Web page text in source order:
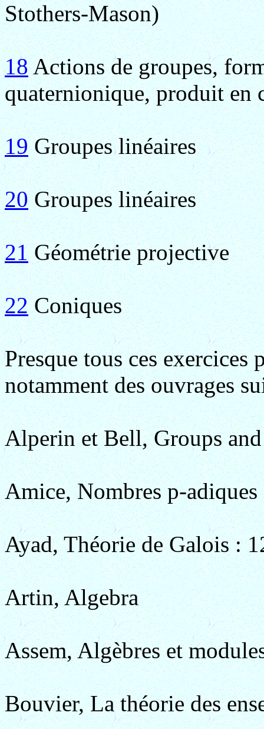
Stothers-Mason)
18Actions de groupes,
quaternionique, produit en
19Groupes linéaires
20Groupes linéaires
21Géométrie projective
22Coniques
Presque tous ces
notamment des ouvrages
Alperin et Bell, Groups
Amice, Nombres p-adiques
Ayad, Théorie de Galois :
Artin, Algebra
Assem, Algèbres et
Bouvier, La théorie des